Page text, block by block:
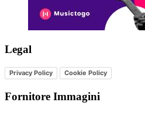
Legal
Privacy Policy Cookie Policy
Fornitore Immagini